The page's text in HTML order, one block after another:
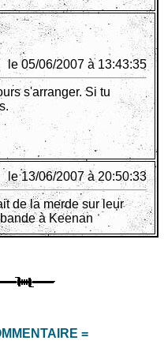
le 05/06/2007 à 13:43:35
s'arranger. Si tu
le 13/06/2007 à 20:50:33
de la merde sur leur
à Keenan
=